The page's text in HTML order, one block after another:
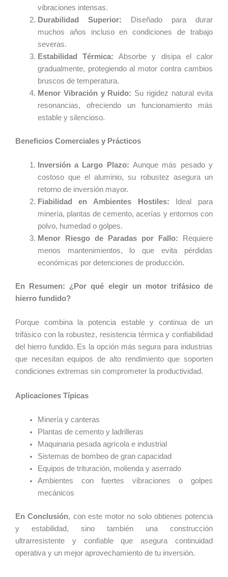
vibraciones intensas.
Durabilidad Superior: Diseñado para durar
muchos años incluso en condiciones de trabajo
severas.
Estabilidad Térmica: Absorbe y disipa el calor
gradualmente, protegiendo al motor contra cambios
bruscos de temperatura.
Menor Vibración y Ruido: Su rigidez natural evita
resonancias, ofreciendo un funcionamiento más
estable y silencioso.
Beneficios Comerciales y Prácticos
Inversión a Largo Plazo: Aunque más pesado y
costoso que el aluminio, su robustez asegura un
retorno de inversión mayor.
Fiabilidad en Ambientes Hostiles: Ideal para
minería, plantas de cemento, acerías y entornos con
polvo, humedad o golpes.
Menor Riesgo de Paradas por Fallo: Requiere
menos mantenimientos, lo que evita pérdidas
económicas por detenciones de producción.
En Resumen: ¿Por qué elegir un motor trifásico de
hierro fundido?
Porque combina la potencia estable y continua de un
trifásico con la robustez, resistencia térmica y confiabilidad
del hierro fundido. Es la opción más segura para industrias
que necesitan equipos de alto rendimiento que soporten
condiciones extremas sin comprometer la productividad.
Aplicaciones Típicas
Minería y canteras
Plantas de cemento y ladrilleras
Maquinaria pesada agrícola e industrial
Sistemas de bombeo de gran capacidad
Equipos de trituración, molienda y aserrado
Ambientes con fuertes vibraciones o golpes
mecánicos
En Conclusión, con este motor no solo obtienes potencia
y estabilidad, sino también una construcción
ultrarresistente y confiable que asegura continuidad
operativa y un mejor aprovechamiento de tu inversión.